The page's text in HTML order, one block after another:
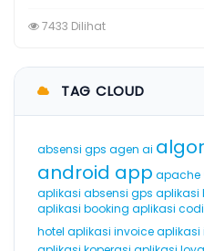
7433 Dilihat
TAG CLOUD
absensi gps agen ai
android app apache
aplikasi absensi gps aplikasi
aplikasi booking aplikasi
hotel aplikasi invoiceaplikasi